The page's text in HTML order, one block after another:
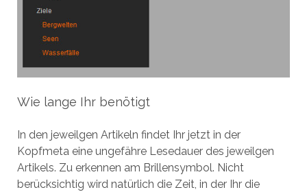
Wie lange Ihr benötigt
In den jeweilgen Artikeln findet Ihr jetzt in der
Kopfmeta eine ungefähre Lesedauer des jeweilgen
Artikels. Zu erkennen am Brillensymbol. Nicht
berücksichtig wird natürlich die Zeit, in der Ihr die